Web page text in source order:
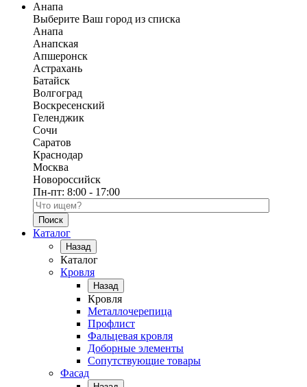
Анапа
Выберите Ваш город из списка
Анапа
Анапская
Апшеронск
Астрахань
Батайск
Волгоград
Воскресенский
Геленджик
Сочи
Саратов
Краснодар
Москва
Новороссийск
Пн-пт: 8:00 - 17:00
Поиск по каталогу
Каталог
Назад
Каталог
Кровля
Назад
Кровля
Металлочерепица
Профлист
Фальцевая кровля
Доборные элементы
Сопутствующие товары
Фасад